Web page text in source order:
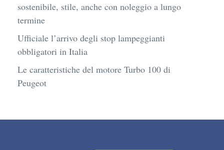
sostenibile, stile, anche con noleggio a lungo
termine
Ufficiale l’arrivo degli stop lampeggianti
obbligatori in Italia
Le caratteristiche del motore Turbo 100 di
Peugeot